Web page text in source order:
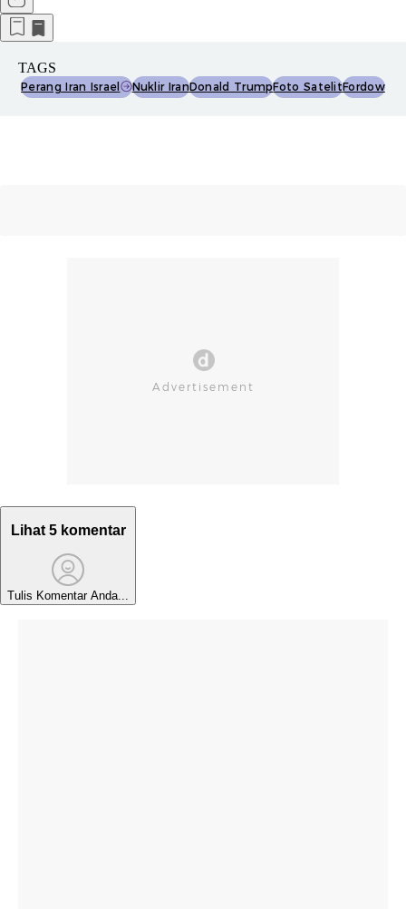
TAGS
Perang Iran Israel Nuklir IranDonald TrumpFoto SatelitFordow
Lihat 5 komentar
Tulis Komentar Anda...